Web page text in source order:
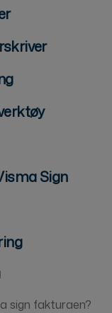
Sign
sign fakturaen?